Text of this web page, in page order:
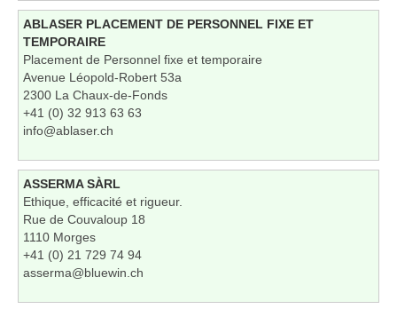
ABLASER PLACEMENT DE PERSONNEL FIXE ET
TEMPORAIRE
Placement de Personnel fixe et temporaire
Avenue Léopold-Robert 53a
2300 La Chaux-de-Fonds
+41 (0) 32 913 63 63
info@ablaser.ch
ASSERMA SÀRL
Ethique, efficacité et rigueur.
Rue de Couvaloup 18
1110 Morges
+41 (0) 21 729 74 94
asserma@bluewin.ch